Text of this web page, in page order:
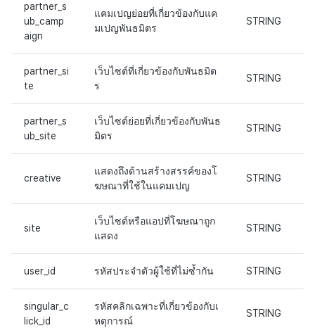
partner_s
ub_camp
aign
แคมเปญย่อยที่เกี่ยวข้องกับแค
มเปญพันธมิตร
STRING
partner_si
te
เว็บไซต์ที่เกี่ยวข้องกับพันธมิต
ร
STRING
partner_s
ub_site
เว็บไซต์ย่อยที่เกี่ยวข้องกับพันธ
มิตร
STRING
creative
แสดงถึงด้านสร้างสรรค์ของโ
ฆษณาที่ใช้ในแคมเปญ
STRING
site
เว็บไซต์หรือแอปที่โฆษณาถูก
แสดง
STRING
user_id รหัสประจำตัวผู้ใช้ที่ไม่ซ้ำกัน STRING
singular_c
lick_id
รหัสคลิกเฉพาะที่เกี่ยวข้องกับเ
หตุการณ์
STRING